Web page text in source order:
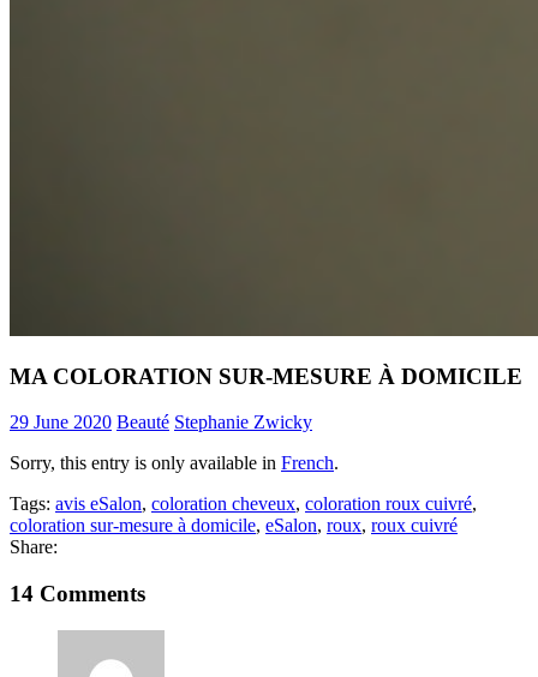
MA COLORATION SUR-MESURE À DOMICILE
29 June 2020 Beauté Stephanie Zwicky
Sorry, this entry is only available in French.
Tags: avis eSalon, coloration cheveux, coloration roux cuivré,
coloration sur-mesure à domicile, eSalon, roux, roux cuivré
Share:
14 Comments